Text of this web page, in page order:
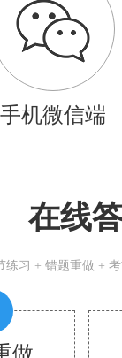
手机微信端
在线
练习 + 错题重做 +